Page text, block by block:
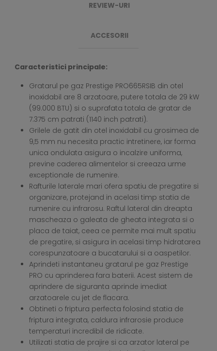
REVIEW-URI
ACCESORII
Caracteristici principale:
Gratarul pe gaz Prestige PRO665RSIB din otel
inoxidabil are 8 arzatoare, putere totala de 29 kW
(99.000 BTU) si o suprafata totala de gratar de
7.375 cm patrati (1140 inch patrati).
Grilele de gatit din otel inoxidabil cu grosimea de
9,5 mm nu necesita practic intretinere, iar forma
unica ondulata asigura o incalzire uniforma,
previne caderea alimentelor si creeaza urme
exceptionale de rumenire.
Rafturile laterale mari ofera spatiu de pregatire si
organizare, protejand in acelasi timp statia de
rumenire cu infrarosu. Raftul lateral din dreapta
mascheaza o galeata de gheata integrata si o
placa de taiat, ceea ce permite mai mult spatiu
de pregatire, si asigura in acelasi timp hidratarea
corespunzatoare a bucatarului si a oaspetilor.
Aprindeti instantaneu gratarul pe gaz Prestige
PRO cu aprinderea fara baterii. Acest sistem de
aprindere de siguranta aprinde imediat
arzatoarele cu jet de flacara.
Obtineti o friptura perfecta folosind statia de
friptura integrata, caldura infrarosie produce
temperaturi incredibil de ridicate.
Utilizati statia de prajire si ca arzator lateral pe